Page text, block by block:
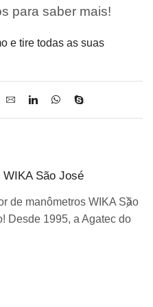
para saber mais!
e tire todas as suas
São José
de manômetros WIKA São
Desde 1995, a Agatec do